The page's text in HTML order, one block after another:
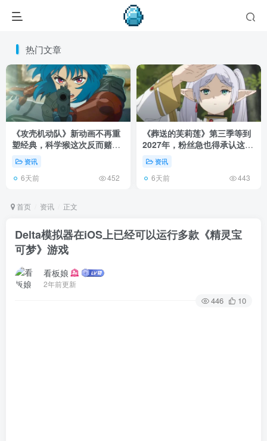
热门文章
《攻壳机动队》新动画不再重
塑经典，科学猴这次反而赌对
了！资讯
6天前 452
《葬送的芙莉莲》第三季等到
2027年，粉丝急也得承认这次
慢得有道理！
资讯
6天前 443
首页 资讯 正文
Delta模拟器在iOS上已经可以运行多款《精灵宝
可梦》游戏
看板娘
2年前更新
446 10